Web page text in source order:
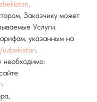
.
Заказчику может
Услуги.
указанным на
uzbekistan.
необходимо: